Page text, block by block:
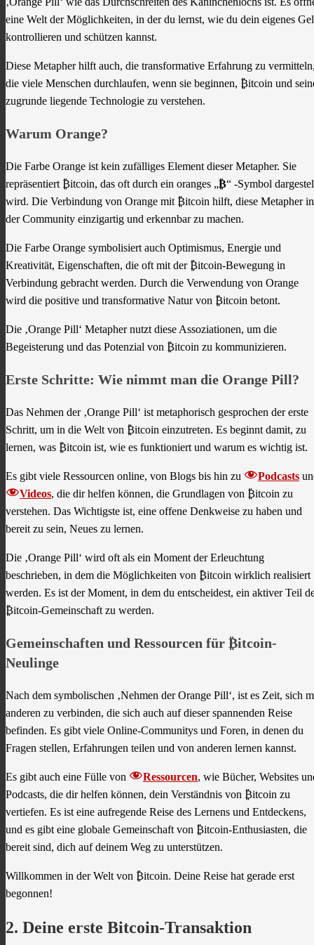
eine Welt der Möglichkeiten, in der du lernst, wie du dein eigenes
kontrollieren und schützen kannst.
Diese Metapher hilft auch, die transformative Erfahrung zu
die viele Menschen durchlaufen, wenn sie beginnen, ₿itcoin und
zugrunde liegende Technologie zu verstehen.
Warum Orange?
Die Farbe Orange ist kein zufälliges Element dieser Metapher. Sie
repräsentiert ₿itcoin, das oft durch ein oranges „₿“ -Symbol
wird. Die Verbindung von Orange mit ₿itcoin hilft, diese Metapher in
der Community einzigartig und erkennbar zu machen.
Die Farbe Orange symbolisiert auch Optimismus, Energie und
Kreativität, Eigenschaften, die oft mit der ₿itcoin-Bewegung in
Verbindung gebracht werden. Durch die Verwendung von Orange
wird die positive und transformative Natur von ₿itcoin betont.
Die ‚Orange Pill‘ Metapher nutzt diese Assoziationen, um die
Begeisterung und das Potenzial von ₿itcoin zu kommunizieren.
Erste Schritte: Wie nimmt man die Orange Pill?
Das Nehmen der ‚Orange Pill‘ ist metaphorisch gesprochen der erste
Schritt, um in die Welt von ₿itcoin einzutreten. Es beginnt damit, zu
lernen, was ₿itcoin ist, wie es funktioniert und warum es wichtig ist.
Es gibt viele Ressourcen online, von Blogs bis hin zu Podcasts
Videos, die dir helfen können, die Grundlagen von ₿itcoin zu
verstehen. Das Wichtigste ist, eine offene Denkweise zu haben und
bereit zu sein, Neues zu lernen.
Die ‚Orange Pill‘ wird oft als ein Moment der Erleuchtung
beschrieben, in dem die Möglichkeiten von ₿itcoin wirklich realisiert
werden. Es ist der Moment, in dem du entscheidest, ein aktiver Teil
₿itcoin-Gemeinschaft zu werden.
Gemeinschaften und Ressourcen für ₿itcoin-
Neulinge
Nach dem symbolischen ‚Nehmen der Orange Pill‘, ist es Zeit, sich
anderen zu verbinden, die sich auch auf dieser spannenden Reise
befinden. Es gibt viele Online-Communitys und Foren, in denen du
Fragen stellen, Erfahrungen teilen und von anderen lernen kannst.
Es gibt auch eine Fülle von Ressourcen, wie Bücher, Websites
Podcasts, die dir helfen können, dein Verständnis von ₿itcoin zu
vertiefen. Es ist eine aufregende Reise des Lernens und Entdeckens,
und es gibt eine globale Gemeinschaft von ₿itcoin-Enthusiasten, die
bereit sind, dich auf deinem Weg zu unterstützen.
Willkommen in der Welt von ₿itcoin. Deine Reise hat gerade erst
begonnen!
2. Deine erste Bitcoin-Transaktion